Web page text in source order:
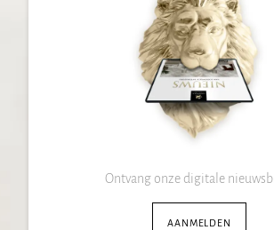
Ontvang onze digitale
AANMELDEN